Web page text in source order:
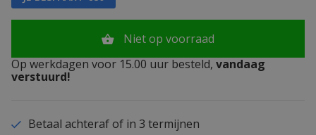
Niet op voorraad
Op werkdagen voor 15.00 uur besteld, vandaag
verstuurd!
Betaal achteraf of in 3 termijnen